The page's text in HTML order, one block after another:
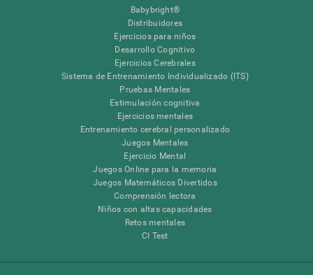
Babybright®
Distribuidores
Ejercicios para niños
Desarrollo Cognitivo
Ejercicios Cerebrales
Sistema de Entrenamiento Individualizado (ITS)
Pruebas Mentales
Estimulación cognitiva
Ejercicios mentales
Entrenamiento cerebral personalizado
Juegos Mentales
Ejercicio Mental
Juegos Online para la memoria
Juegos Matemáticos Divertidos
Comprensión lectora
Niños con altas capacidades
Retos mentales
CI Test